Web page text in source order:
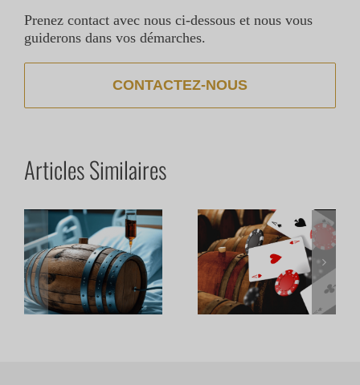
Prenez contact avec nous ci-dessous et nous vous
guiderons dans vos démarches.
CONTACTEZ-NOUS
Articles Similaires